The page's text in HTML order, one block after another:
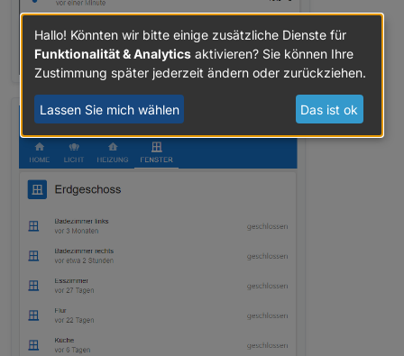
Hallo! Könnten wir bitte einige zusätzliche Dienste für
Funktionalität & Analytics aktivieren? Sie können Ihre
Zustimmung später jederzeit ändern oder zurückziehen.
Lassen Sie mich wählen Das ist ok